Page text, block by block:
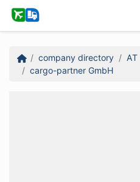
company directory AT
cargo-partner GmbH